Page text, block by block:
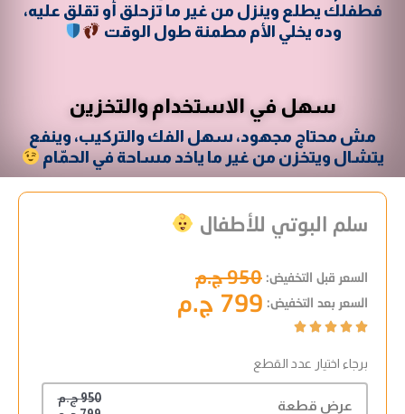
فطفلك يطلع وينزل من غير ما تزحلق أو تقلق عليه،
وده يخلي الأم مطمنة طول الوقت
سهل في الاستخدام والتخزين
مش محتاج مجهود، سهل الفك والتركيب، وينفع
يتشال ويتخزن من غير ما ياخد مساحة في الحمّام
سلم البوتي للأطفال
السعر قبل التخفيض: 950 ج.م
السعر بعد التخفيض: 799 ج.م





برجاء اختيار عدد القطع
عرض قطعة
950 ج.م